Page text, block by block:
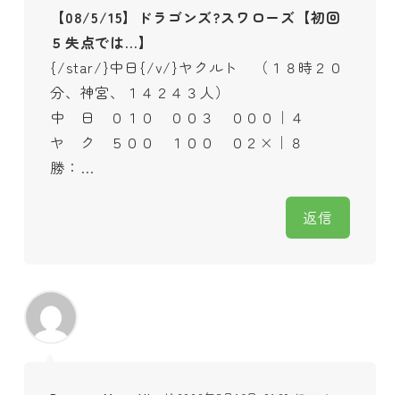
【08/5/15】ドラゴンズ?スワローズ【初回
５失点では…】
{/star/}中日{/v/}ヤクルト （１８時２０
分、神宮、１４２４３人）
中 日 ０１０ ００３ ０００｜４
ヤ ク ５００ １００ ０２×｜８
勝：…
返信